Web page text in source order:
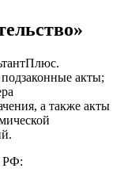
акты;
а также акты
РФ: